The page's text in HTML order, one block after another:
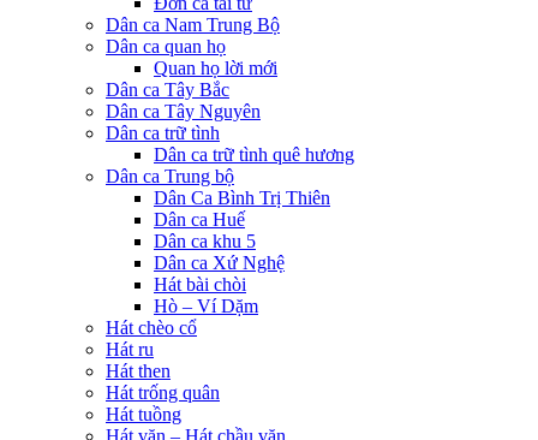
Dân ca Nam Trung Bộ
Dân ca quan họ
Quan họ lời mới
Dân ca Tây Bắc
Dân ca Tây Nguyên
Dân ca trữ tình
Dân ca trữ tình quê hương
Dân ca Trung bộ
Dân Ca Bình Trị Thiên
Dân ca Huế
Dân ca khu 5
Dân ca Xứ Nghệ
Hát bài chòi
Hò – Ví Dặm
Hát chèo cổ
Hát ru
Hát then
Hát trống quân
Hát tuồng
Hát văn – Hát chầu văn